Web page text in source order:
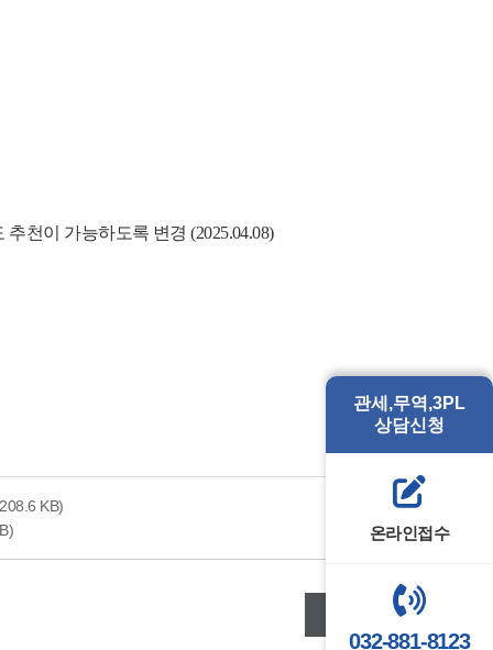
관세,무역,3PL
상담신청
온라인접수
032-881-8123
천이 가능하도록 변경 (2025.04.08)
KB)